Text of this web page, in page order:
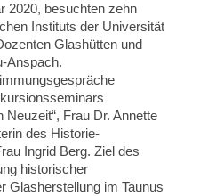
2020, besuchten zehn
Instituts der Universität
Glashütten und
Anspach.
Neuzeit“, Frau Dr. Annette
des Historie-
Ingrid Berg. Ziel des
historischer
Glasherstellung im Taunus